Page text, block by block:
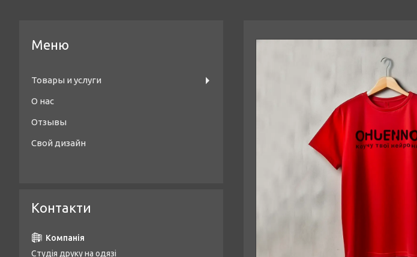
Товары и услуги
О нас
Отзывы
Свой дизайн
Контакти
Студія друку на одязі